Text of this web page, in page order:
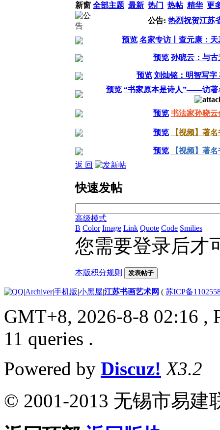
新窗 全部主题 最新 热门 热帖 精华 更
公告: 热烈祝贺江苏
预览 名家专访丨查元康：
预览 孙晓云：与古
预览 刘灿铭：明智写字
预览 “书家原本是诗人”——访著
预览 书法家孙晓
预览 【视频】著
预览
【视频】著
返 回
快速发帖
高级模式
B Color Image Link Quote Code Smilies
您需要登录后才
本版积分规则 发表帖子
|Archiver|手机版|小黑屋|江苏书画艺术网 ( 苏ICP备
GMT+8, 2026-8-8 02:16 ,
11 queries .
Powered by Discuz! X3.2
© 2001-2013 无锡市易建